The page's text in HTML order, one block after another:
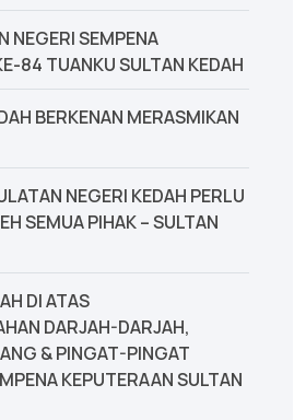
NEGERI SEMPENA
84 TUANKU SULTAN KEDAH
BERKENAN MERASMIKAN
NEGERI KEDAH PERLU
SEMUA PIHAK – SULTAN
DI ATAS
DARJAH-DARJAH,
& PINGAT-PINGAT
KEPUTERAAN SULTAN